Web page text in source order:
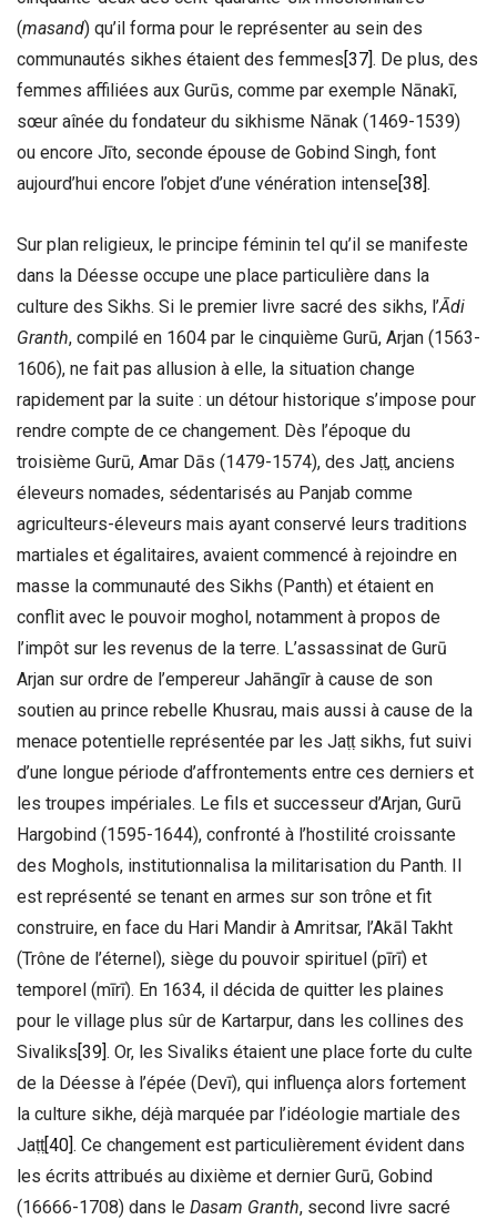
(masand) qu’il forma pour le représenter au sein des
communautés sikhes étaient des femmes [37] . De plus, des
femmes affiliées aux Gurūs, comme par exemple Nānakī,
sœur aînée du fondateur du sikhisme Nānak (1469-1539)
ou encore Jīto, seconde épouse de Gobind Singh, font
aujourd’hui encore l’objet d’une vénération intense [38] .
Sur plan religieux, le principe féminin tel qu’il se manifeste
dans la Déesse occupe une place particulière dans la
culture des Sikhs. Si le premier livre sacré des sikhs, l’Ādi
Granth, compilé en 1604 par le cinquième Gurū, Arjan (1563-
1606), ne fait pas allusion à elle, la situation change
rapidement par la suite : un détour historique s’impose pour
rendre compte de ce changement. Dès l’époque du
troisième Gurū, Amar Dās (1479-1574), des Jaṭṭ, anciens
éleveurs nomades, sédentarisés au Panjab comme
agriculteurs-éleveurs mais ayant conservé leurs traditions
martiales et égalitaires, avaient commencé à rejoindre en
masse la communauté des Sikhs (Panth) et étaient en
conflit avec le pouvoir moghol, notamment à propos de
l’impôt sur les revenus de la terre. L’assassinat de Gurū
Arjan sur ordre de l’empereur Jahāngīr à cause de son
soutien au prince rebelle Khusrau, mais aussi à cause de la
menace potentielle représentée par les Jaṭṭ sikhs, fut suivi
d’une longue période d’affrontements entre ces derniers et
les troupes impériales. Le fils et successeur d’Arjan, Gurū
Hargobind (1595-1644), confronté à l’hostilité croissante
des Moghols, institutionnalisa la militarisation du Panth. Il
est représenté se tenant en armes sur son trône et fit
construire, en face du Hari Mandir à Amritsar, l’Akāl Takht
(Trône de l’éternel), siège du pouvoir spirituel (pīrī) et
temporel (mīrī). En 1634, il décida de quitter les plaines
pour le village plus sûr de Kartarpur, dans les collines des
Sivaliks [39] . Or, les Sivaliks étaient une place forte du culte
de la Déesse à l’épée (Devī), qui influença alors fortement
la culture sikhe, déjà marquée par l’idéologie martiale des
Jaṭṭ[40] . Ce changement est particulièrement évident dans
les écrits attribués au dixième et dernier Gurū, Gobind
(16666-1708) dans le Dasam Granth, second livre sacré